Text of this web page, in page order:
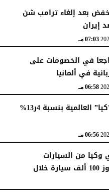
بعد إلغاء ترامب شن
إيران
07:03 مـ
في الخصومات على
في ألمانيا
06:58 مـ
ارتفاع مبيعات ”كيا” العالمية بنسبة 4ر13%
06:56 مـ
وكيا من السيارات
الكهربائية تتجاوز 100 ألف سيارة خلال